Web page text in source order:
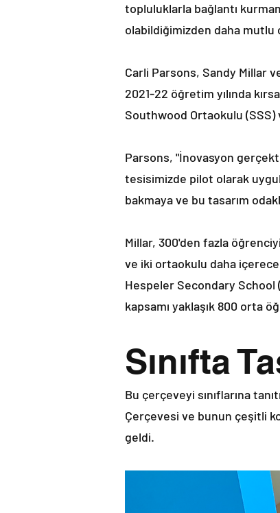
topluluklarla bağlantı
olabildiğimizden daha mutlu
Carli Parsons, Sandy Millar
2021-22 öğretim yılında
Southwood Ortaokulu
Parsons, "İnovasyon
tesisimizde pilot olarak
bakmaya ve bu tasarım
Millar, 300'den fazla
ve iki ortaokulu daha
Hespeler Secondary School
kapsamı yaklaşık 800 orta
Sınıfta
Bu çerçeveyi sınıflarına
Çerçevesi ve bunun çeşitli
geldi.